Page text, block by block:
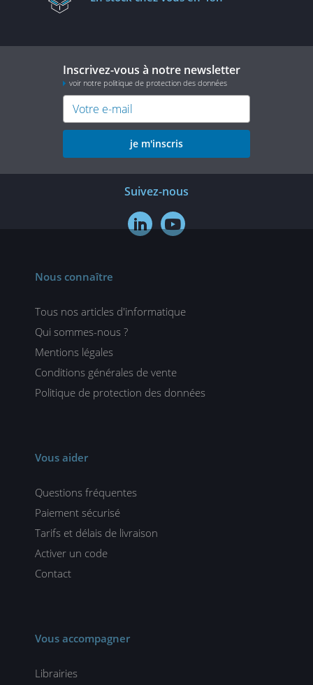
Inscrivez-vous à notre newsletter
voir notre politique de protection des données
je m'inscris
Suivez-nous
 
Nous connaître
Tous nos articles d'informatique
Qui sommes-nous ?
Mentions légales
Conditions générales de vente
Politique de protection des données
Vous aider
Questions fréquentes
Paiement sécurisé
Tarifs et délais de livraison
Activer un code
Contact
Vous accompagner
Librairies